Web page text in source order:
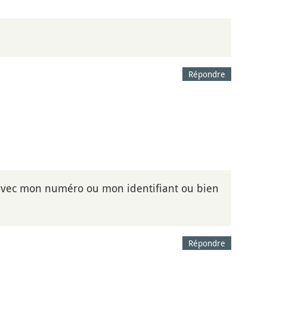
Répondre
mon numéro ou mon identifiant ou bien
Répondre